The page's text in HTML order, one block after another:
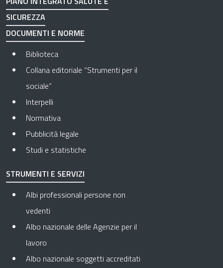
SICUREZZA
DOCUMENTI E NORME
Biblioteca
Collana editoriale “Strumenti per il
sociale”
Interpelli
Normativa
Pubblicità legale
Studi e statistiche
STRUMENTI E SERVIZI
Albi professionali persone non
vedenti
Albo nazionale delle Agenzie per il
lavoro
Albo nazionale soggetti accreditati